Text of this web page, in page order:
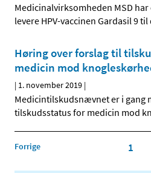
Medicinalvirksomheden MSD
levere HPV-vaccinen Gardasil 9
Høring over forslag til
medicin mod
| 1. november 2019 |
Medicintilskudsnævnet er i gang
tilskudsstatus for medicin mod
Forrige 1